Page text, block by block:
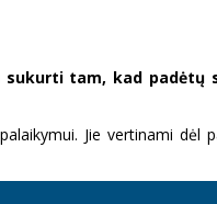
tam, kad
Jie vertinami dėl